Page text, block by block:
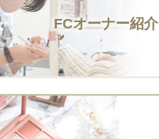
FCオーナー紹介